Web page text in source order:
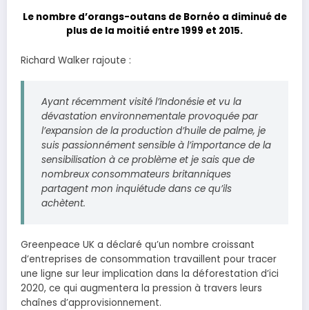
Le nombre d’orangs-outans de Bornéo a diminué de
plus de la moitié entre 1999 et 2015.
Richard Walker rajoute :
Ayant récemment visité l’Indonésie et vu la
dévastation environnementale provoquée par
l’expansion de la production d’huile de palme, je
suis passionnément sensible à l’importance de la
sensibilisation à ce problème et je sais que de
nombreux consommateurs britanniques
partagent mon inquiétude dans ce qu’ils
achètent.
Greenpeace UK a déclaré qu’un nombre croissant
d’entreprises de consommation travaillent pour tracer
une ligne sur leur implication dans la déforestation d’ici
2020, ce qui augmentera la pression à travers leurs
chaînes d’approvisionnement.